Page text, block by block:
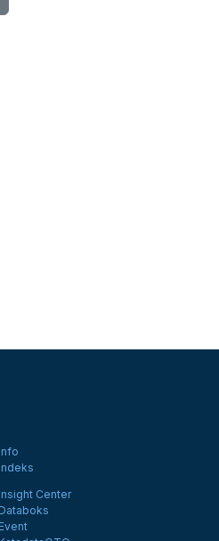
Info
Indeks
Insight Center
Databoks
Event